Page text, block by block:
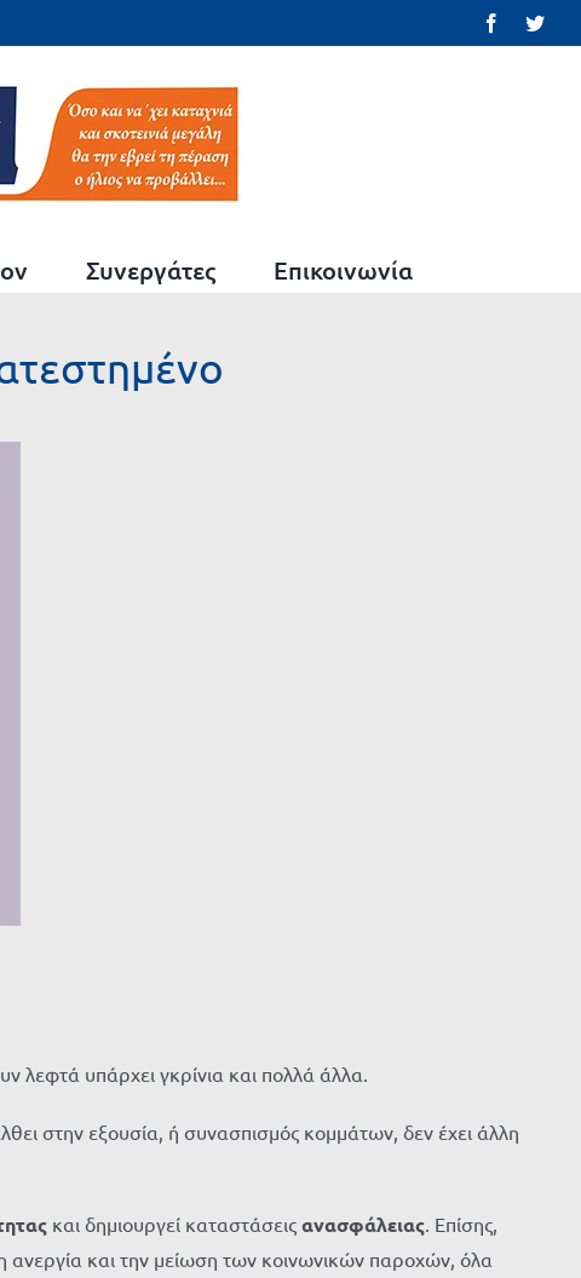
Facebook
Συνεργάτες Επικοινωνία
λεφτά υπάρχει γκρίνια και πολλά άλλα.
στην εξουσία, ή συνασπισμός κομμάτων, δεν έχει άλλη
και δημιουργεί καταστάσεις ανασφάλειας. Επίσης,
ανεργία και την μείωση των κοινωνικών παροχών, όλα